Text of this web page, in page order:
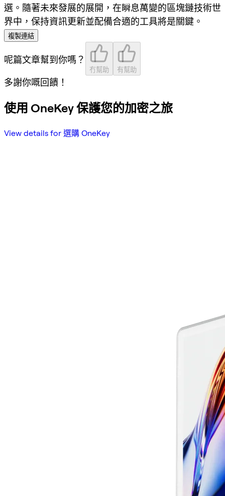
選。隨著未來發展的展開，在瞬息萬變的區塊鏈技術世
界中，保持資訊更新並配備合適的工具將是關鍵。
複製連結
呢篇文章幫到你嗎？
冇幫助 有幫助
多謝你嘅回饋！
使用 OneKey 保護您的加密之旅
View details for 選購 OneKey